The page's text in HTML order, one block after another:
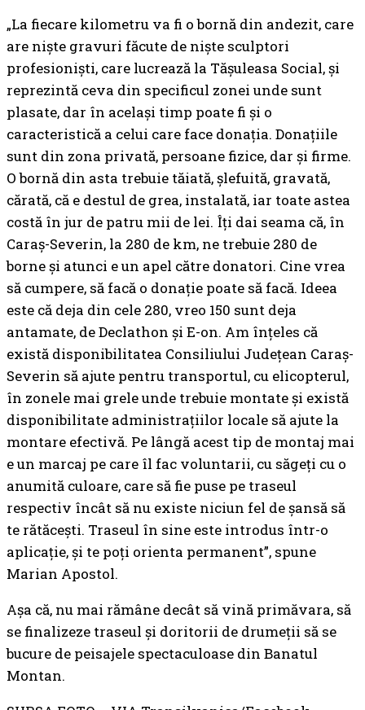
„La fiecare kilometru va fi o bornă din andezit, care
are niște gravuri făcute de niște sculptori
profesioniști, care lucrează la Tășuleasa Social, și
reprezintă ceva din specificul zonei unde sunt
plasate, dar în același timp poate fi și o
caracteristică a celui care face donația. Donațiile
sunt din zona privată, persoane fizice, dar și firme.
O bornă din asta trebuie tăiată, șlefuită, gravată,
cărată, că e destul de grea, instalată, iar toate astea
costă în jur de patru mii de lei. Îți dai seama că, în
Caraș-Severin, la 280 de km, ne trebuie 280 de
borne și atunci e un apel către donatori. Cine vrea
să cumpere, să facă o donație poate să facă. Ideea
este că deja din cele 280, vreo 150 sunt deja
antamate, de Declathon și E-on. Am înțeles că
există disponibilitatea Consiliului Județean Caraș-
Severin să ajute pentru transportul, cu elicopterul,
în zonele mai grele unde trebuie montate și există
disponibilitate administrațiilor locale să ajute la
montare efectivă. Pe lângă acest tip de montaj mai
e un marcaj pe care îl fac voluntarii, cu săgeți cu o
anumită culoare, care să fie puse pe traseul
respectiv încât să nu existe niciun fel de șansă să
te rătăcești. Traseul în sine este introdus într-o
aplicație, și te poți orienta permanent”, spune
Marian Apostol.
Așa că, nu mai rămâne decât să vină primăvara, să
se finalizeze traseul și doritorii de drumeții să se
bucure de peisajele spectaculoase din Banatul
Montan.